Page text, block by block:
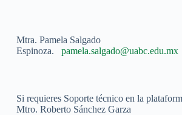
Mtra. Pamela Salgado
Espinoza. pamela.salgado@uabc.edu.mx
Si requieres Soporte técnico en la
Mtro. Roberto Sánchez Garza